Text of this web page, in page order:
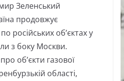
Зеленський
продовжує
російських об’єктах у
з боку Москви.
об’єкти газової
області,